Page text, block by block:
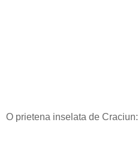
O prietena inselata de Craciun: